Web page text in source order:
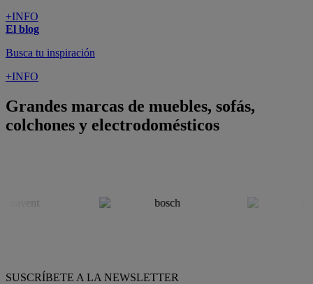
+INFO
El blog
Busca tu inspiración
+INFO
Grandes marcas de muebles, sofás,
colchones y electrodomésticos
SUSCRÍBETE A LA NEWSLETTER